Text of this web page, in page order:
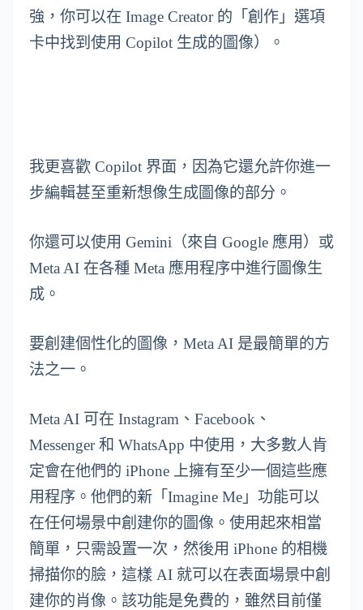
強，你可以在 Image Creator 的「創作」選項
卡中找到使用 Copilot 生成的圖像）。
我更喜歡 Copilot 界面，因為它還允許你進一
步編輯甚至重新想像生成圖像的部分。
你還可以使用 Gemini（來自 Google 應用）或
Meta AI 在各種 Meta 應用程序中進行圖像生
成。
要創建個性化的圖像，Meta AI 是最簡單的方
法之一。
Meta AI 可在 Instagram、Facebook、
Messenger 和 WhatsApp 中使用，大多數人肯
定會在他們的 iPhone 上擁有至少一個這些應
用程序。他們的新「Imagine Me」功能可以
在任何場景中創建你的圖像。使用起來相當
簡單，只需設置一次，然後用 iPhone 的相機
掃描你的臉，這樣 AI 就可以在表面場景中創
建你的肖像。該功能是免費的，雖然目前僅